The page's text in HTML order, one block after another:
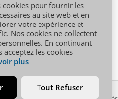
réseau
demande
cookies pour fournir les
au site web et en
votre expérience et
Nos cookies ne collectent
En continuant
acceptez les cookies
plus
Tout Refuser